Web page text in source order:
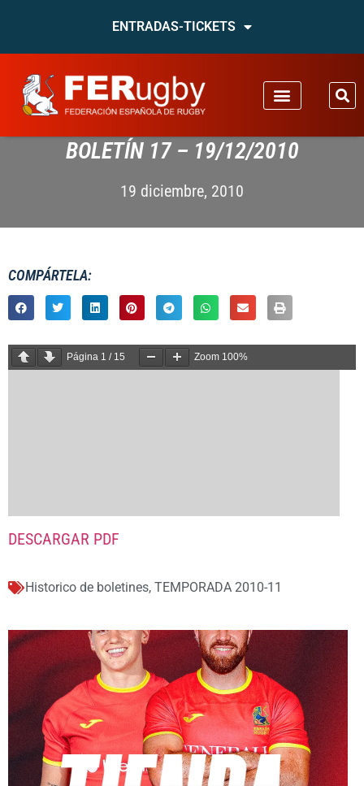
ENTRADAS-TICKETS
BOLETÍN 17 – 19/12/2010
19 diciembre, 2010
COMPÁRTELA:
Página 1 / 15 Zoom 100%
DESCARGAR PDF
Historico de boletines, TEMPORADA 2010-11